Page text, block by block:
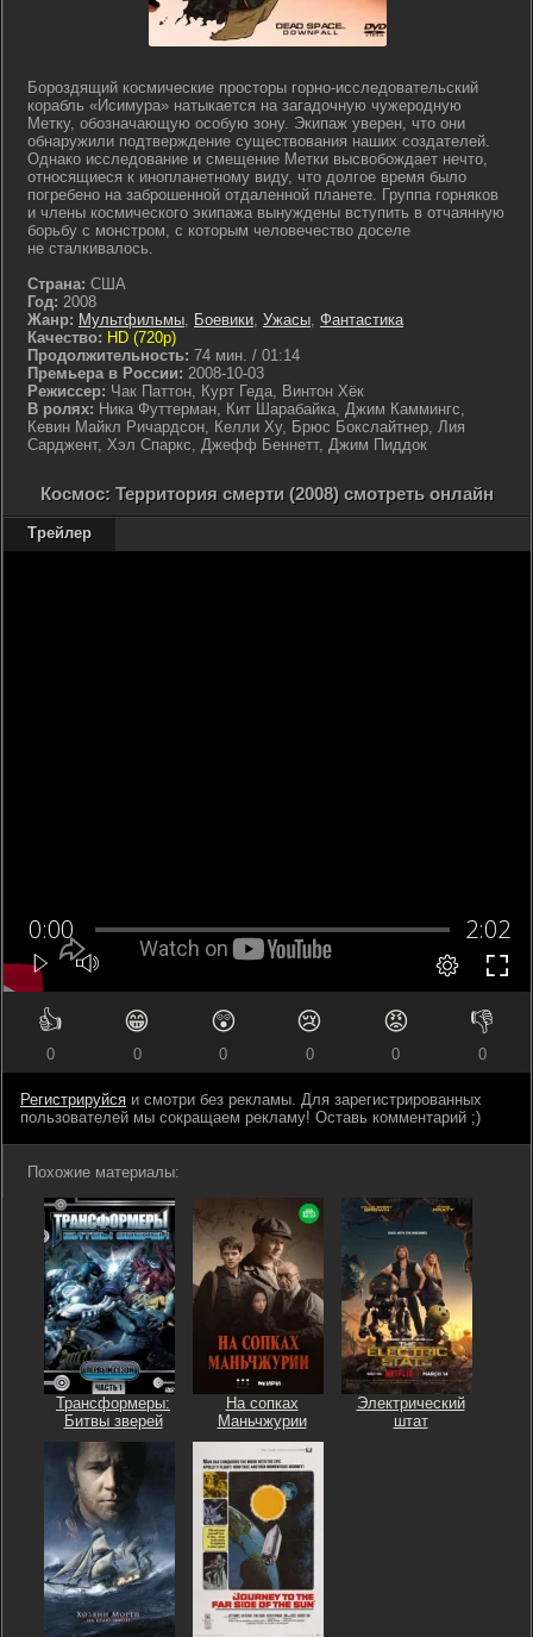
Бороздящий космические просторы горно-исследовательский
корабль «Исимура» натыкается на загадочную чужеродную
Метку, обозначающую особую зону. Экипаж уверен, что они
обнаружили подтверждение существования наших создателей.
Однако исследование и смещение Метки высвобождает нечто,
относящиеся к инопланетному виду, что долгое время было
погребено на заброшенной отдаленной планете. Группа горняков
и члены космического экипажа вынуждены вступить в отчаянную
борьбу с монстром, с которым человечество доселе
не сталкивалось.
Страна: США
Год: 2008
Жанр: Мультфильмы, Боевики, Ужасы, Фантастика
Качество: HD (720p)
Продолжительность: 74 мин. / 01:14
Премьера в России: 2008-10-03
Режиссер: Чак Паттон, Курт Геда, Винтон Хёк
В ролях: Ника Футтерман, Кит Шарабайка, Джим Каммингс,
Кевин Майкл Ричардсон, Келли Ху, Брюс Бокслайтнер, Лия
Сарджент, Хэл Спаркс, Джефф Беннетт, Джим Пиддок
Космос: Территория смерти (2008) смотреть онлайн
Трейлер
👍
0
😁
0
😲
0
😢
0
😡
0
👎
0
Регистрируйся и смотри без рекламы. Для зарегистрированных
пользователей мы сокращаем рекламу! Оставь комментарий ;)
Похожие материалы:
Трансформеры:
Битвы зверей
На сопках
Маньчжурии
Электрический
штат